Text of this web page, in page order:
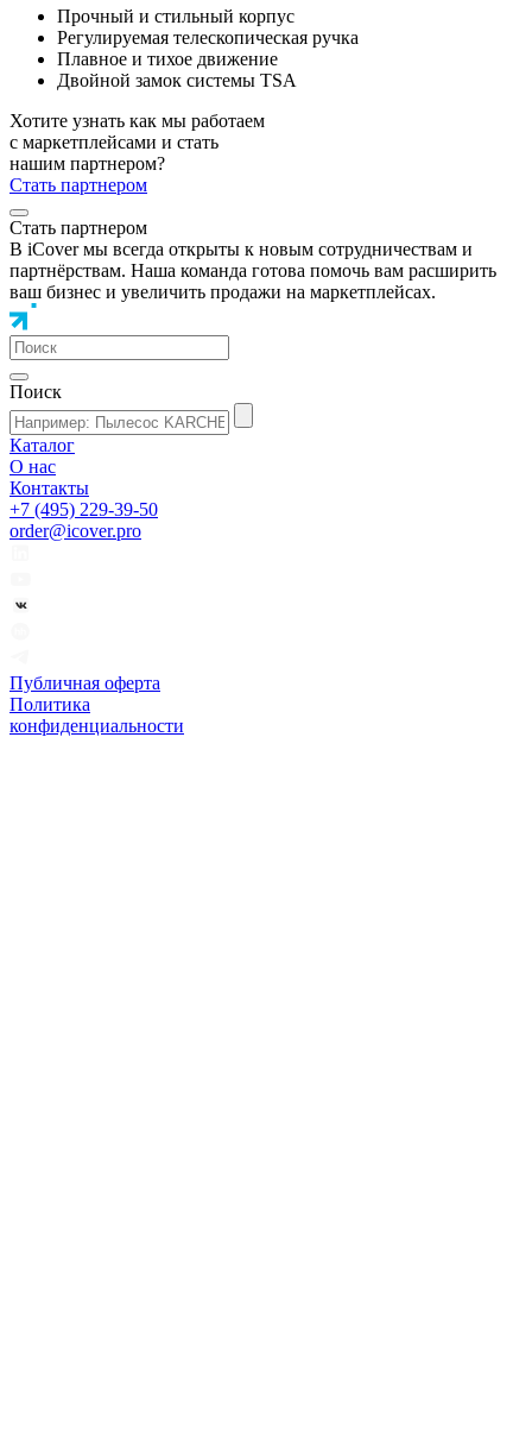
Прочный и стильный корпус
Регулируемая телескопическая ручка
Плавное и тихое движение
Двойной замок системы TSA
Хотите узнать как мы работаем
с маркетплейсами и стать
нашим партнером?
Стать партнером
Стать партнером
В iCover мы всегда открыты к новым сотрудничествам и
партнёрствам. Наша команда готова помочь вам расширить
ваш бизнес и увеличить продажи на маркетплейсах.
Поиск
Каталог
О нас
Контакты
+7 (495) 229-39-50
order@icover.pro
Публичная оферта
Политика
конфиденциальности